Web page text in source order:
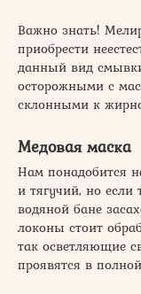
Важно знать!
приобрести
данный вид
осторожными с
склонными к
Медовая маска
Нам понадобится
и тягучий, но если
водяной бане
локоны стоит
так осветляющие
проявятся в